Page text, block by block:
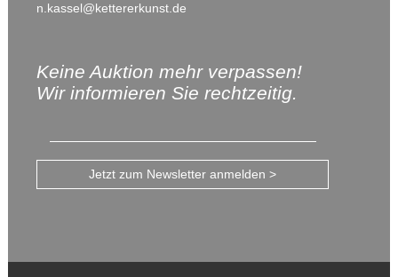
n.kassel@kettererkunst.de
Keine Auktion mehr verpassen!
Wir informieren Sie rechtzeitig.
Jetzt zum Newsletter anmelden >